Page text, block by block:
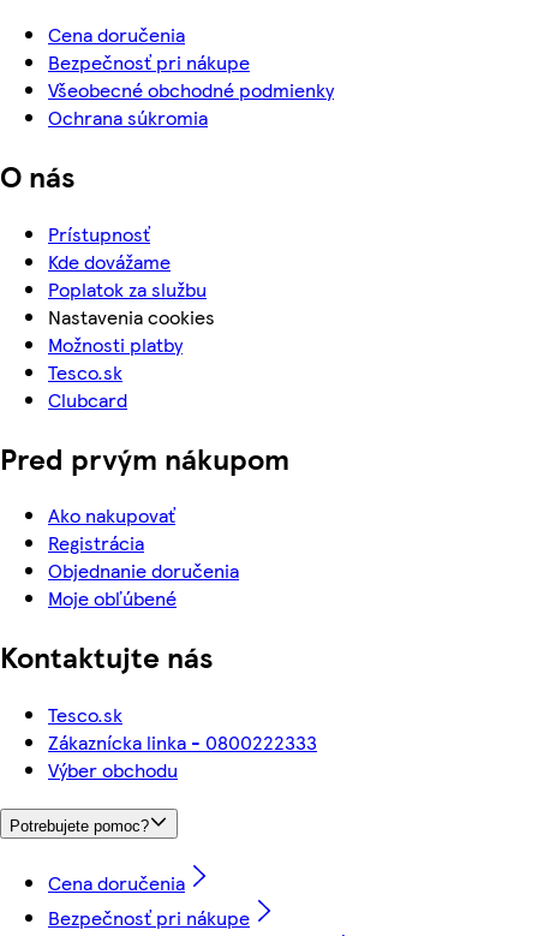
Cena doručenia
Bezpečnosť pri nákupe
Všeobecné obchodné podmienky
Ochrana súkromia
O nás
Prístupnosť
Kde dovážame
Poplatok za službu
Nastavenia cookies
Možnosti platby
Tesco.sk
Clubcard
Pred prvým nákupom
Ako nakupovať
Registrácia
Objednanie doručenia
Moje obľúbené
Kontaktujte nás
Tesco.sk
Zákaznícka linka - 0800222333
Výber obchodu
Potrebujete pomoc?
Cena doručenia
Bezpečnosť pri nákupe